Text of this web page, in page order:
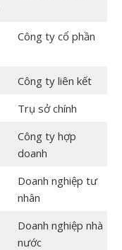
Công ty cổ phần
Công ty liên kết
Trụ sở chính
Công ty hợp
doanh
Doanh nghiệp tư
nhân
Doanh nghiệp nhà
nước